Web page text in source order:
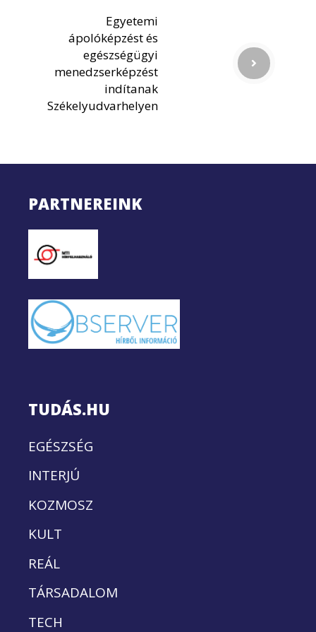
Egyetemi
ápolóképzést és
egészségügyi
menedzserképzést
indítanak
Székelyudvarhelyen
PARTNEREINK
TUDÁS.HU
EGÉSZSÉG
INTERJÚ
KOZMOSZ
KULT
REÁL
TÁRSADALOM
TECH